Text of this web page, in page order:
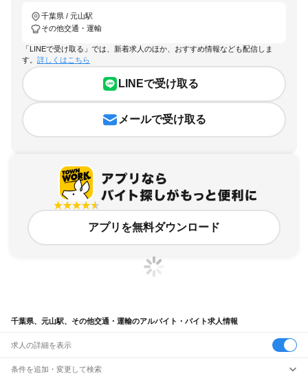
千葉県 / 元山駅
その他交通・運輸
「LINEで受け取る」では、新着求人のほか、おすすめ情報なども配信しま
す。 詳しくはこちら
LINEで受け取る
メールで受け取る
アプリを無料ダウンロード
千葉県、元山駅、その他交通・運輸のアルバイト・バイト求人情報
求人の詳細を表示
条件を追加・変更して検索